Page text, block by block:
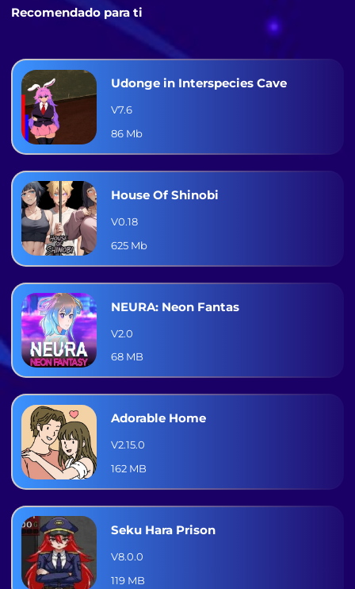
Recomendado para ti
Udonge in Interspecies Cave
V7.6
86 Mb
House Of Shinobi
V0.18
625 Mb
NEURA: Neon Fantas
V2.0
68 MB
Adorable Home
V2.15.0
162 MB
Seku Hara Prison
V8.0.0
119 MB